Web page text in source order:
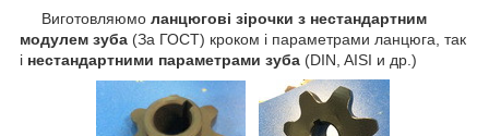
Виготовляюмо ланцюгові зірочки з нестандартним
модулем зуба (За ГОСТ) кроком і параметрами ланцюга, так
і нестандартними параметрами зуба (DIN, AISI и др.)